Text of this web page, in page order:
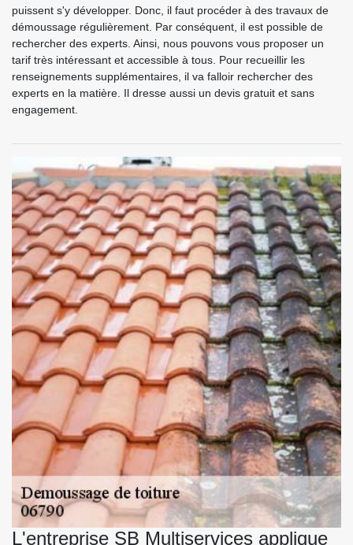
puissent s'y développer. Donc, il faut procéder à des travaux de
démoussage régulièrement. Par conséquent, il est possible de
rechercher des experts. Ainsi, nous pouvons vous proposer un
tarif très intéressant et accessible à tous. Pour recueillir les
renseignements supplémentaires, il va falloir rechercher des
experts en la matière. Il dresse aussi un devis gratuit et sans
engagement.
L'entreprise SB Multiservices applique